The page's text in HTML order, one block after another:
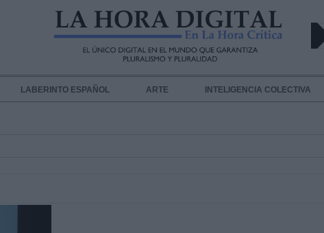
LABERINTO ESPAÑOL ARTE INTELIGENCIA COLECTIVA